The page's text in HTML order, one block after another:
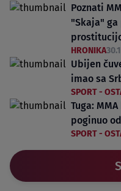
Poznati
"Skaja" ga
HRONIKA
Ubijen
imao sa
SPORT -
Tuga:
poginuo
SPORT -